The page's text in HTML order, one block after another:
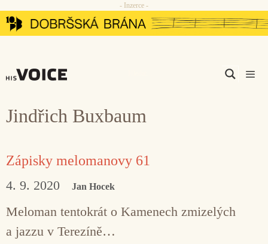
Přeskočit
na
- Inzerce -
Jindřich Buxbaum
Zápisky melomanovy 61
4. 9. 2020 Jan Hocek
Meloman tentokrát o Kamenech zmizelých
a jazzu v Terezíně…